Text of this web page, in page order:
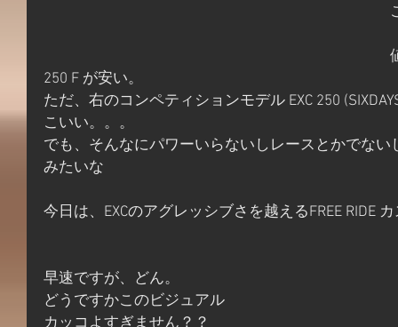
250 F が安い。
ただ、右のコンペティションモデル EXC 250
こいい。。。
でも、そんなにパワーいらないしレースとかでない
みたいな
今日は、EXCのアグレッシブさを越えるFREE RIDE
早速ですが、どん。
どうですかこのビジュアル
カッコよすぎません？？